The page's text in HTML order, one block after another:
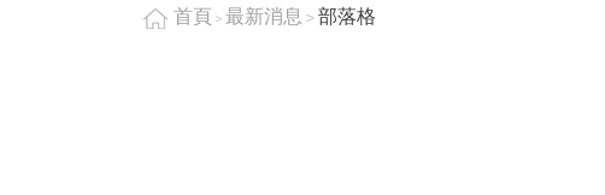
首頁 最新消息 部落格